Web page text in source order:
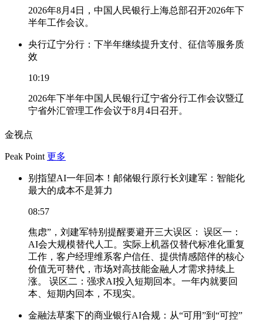
2026年8月4日，中国人民银行上海总部召开2026年下
半年工作会议。
央行辽宁分行：下半年继续提升支付、征信等服务质
效
10:19
2026年下半年中国人民银行辽宁省分行工作会议暨辽
宁省外汇管理工作会议于8月4日召开。
金视点
Peak Point 更多
别指望AI一年回本！邮储银行原行长刘建军：智能化
最大的成本不是算力
08:57
焦虑”，刘建军特别提醒要避开三大误区： 误区一：
AI会大规模替代人工。实际上机器仅替代标准化重复
工作，客户经理维系客户信任、提供情感陪伴的核心
价值无可替代，市场对高技能金融人才需求持续上
涨。 误区二：强求AI投入短期回本。一年内就要回
本、短期内回本，不现实。
金融法草案下的商业银行AI合规：从“可用”到“可控”